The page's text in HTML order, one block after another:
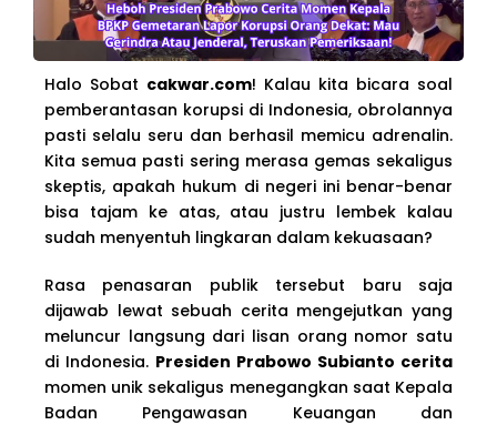
Halo Sobat cakwar.com! Kalau kita bicara soal
pemberantasan korupsi di Indonesia, obrolannya
pasti selalu seru dan berhasil memicu adrenalin.
Kita semua pasti sering merasa gemas sekaligus
skeptis, apakah hukum di negeri ini benar-benar
bisa tajam ke atas, atau justru lembek kalau
sudah menyentuh lingkaran dalam kekuasaan?
Rasa penasaran publik tersebut baru saja
dijawab lewat sebuah cerita mengejutkan yang
meluncur langsung dari lisan orang nomor satu
di Indonesia. Presiden Prabowo Subianto cerita
momen unik sekaligus menegangkan saat Kepala
Badan Pengawasan Keuangan dan